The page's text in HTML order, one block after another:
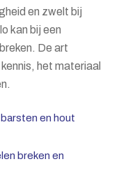
en zwelt bij
kan bij een
De art
het materiaal
en hout
breken en